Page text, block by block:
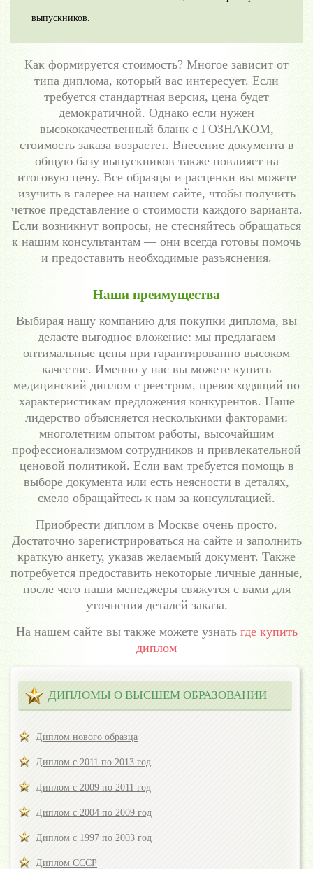
выпускников.
Как формируется стоимость? Многое зависит от
типа диплома, который вас интересует. Если
требуется стандартная версия, цена будет
демократичной. Однако если нужен
высококачественный бланк с ГОЗНАКОМ,
стоимость заказа возрастет. Внесение документа в
общую базу выпускников также повлияет на
итоговую цену. Все образцы и расценки вы можете
изучить в галерее на нашем сайте, чтобы получить
четкое представление о стоимости каждого варианта.
Если возникнут вопросы, не стесняйтесь обращаться
к нашим консультантам — они всегда готовы помочь
и предоставить необходимые разъяснения.
Наши преимущества
Выбирая нашу компанию для покупки диплома, вы
делаете выгодное вложение: мы предлагаем
оптимальные цены при гарантированно высоком
качестве. Именно у нас вы можете купить
медицинский диплом с реестром, превосходящий по
характеристикам предложения конкурентов. Наше
лидерство объясняется несколькими факторами:
многолетним опытом работы, высочайшим
профессионализмом сотрудников и привлекательной
ценовой политикой. Если вам требуется помощь в
выборе документа или есть неясности в деталях,
смело обращайтесь к нам за консультацией.
Приобрести диплом в Москве очень просто.
Достаточно зарегистрироваться на сайте и заполнить
краткую анкету, указав желаемый документ. Также
потребуется предоставить некоторые личные данные,
после чего наши менеджеры свяжутся с вами для
уточнения деталей заказа.
На нашем сайте вы также можете узнатьгде купить
диплом
ДИПЛОМЫ О ВЫСШЕМ ОБРАЗОВАНИИ
Диплом нового образца
Диплом с 2011 по 2013 год
Диплом с 2009 по 2011 год
Диплом с 2004 по 2009 год
Диплом с 1997 по 2003 год
Диплом СССР